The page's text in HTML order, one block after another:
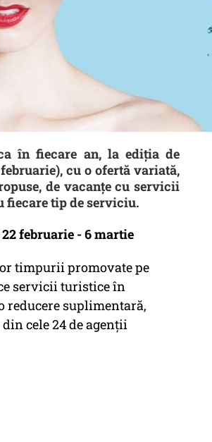
în fiecare an, la ediția de
cu o ofertă variată,
de vacanțe cu servicii
fiecare tip de serviciu.
februarie - 6 martie
timpurii promovate pe
servicii turistice în
reducere suplimentară,
cele 24 de agenții